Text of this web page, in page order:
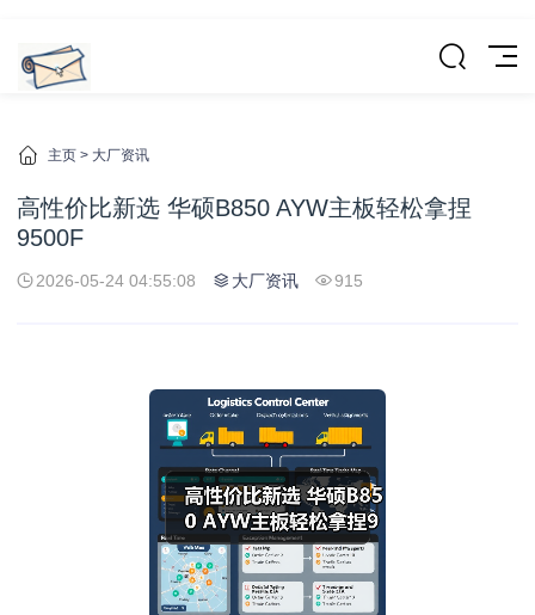
主页 > 大厂资讯
高性价比新选 华硕B850 AYW主板轻松拿捏
9500F
2026-05-24 04:55:08 大厂资讯 915